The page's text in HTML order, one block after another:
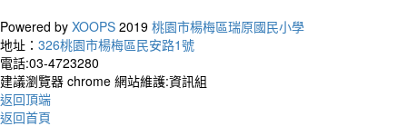
Powered by XOOPS 2019 桃園市楊梅區瑞原國民小學
地址： 326桃園市楊梅區民安路1號
電話:03-4723280
建議瀏覽器 chrome 網站維護:資訊組
返回頂端
返回首頁